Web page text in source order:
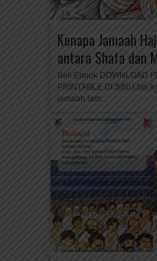
Kenapa Jamaah
antara Shafa dan
Beli Ebook DOWNLOAD
PRINTABLE DI SINI Lho,
jamaah lain...